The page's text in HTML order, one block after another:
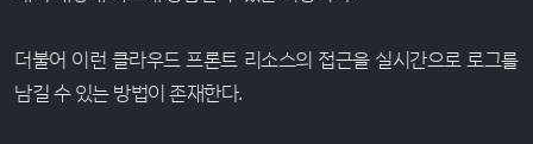
더불어 이런 클라우드 프론트 리소스의 접근을 실시간으로 로그를
남길 수 있는 방법이 존재한다.